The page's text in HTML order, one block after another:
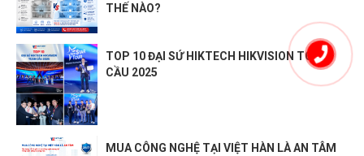
THẾ NÀO?
TOP 10 ĐẠI SỨ HIKTECH HIKVISION TOÀN
CẦU 2025
MUA CÔNG NGHỆ TẠI VIỆT HÀN LÀ AN TÂM